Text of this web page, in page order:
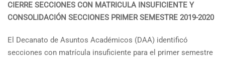
CIERRE SECCIONES CON MATRICULA INSUFICIENTE Y
CONSOLIDACIÓN SECCIONES PRIMER SEMESTRE 2019-2020
El Decanato de Asuntos Académicos (DAA) identificó
secciones con matrícula insuficiente para el primer semestre